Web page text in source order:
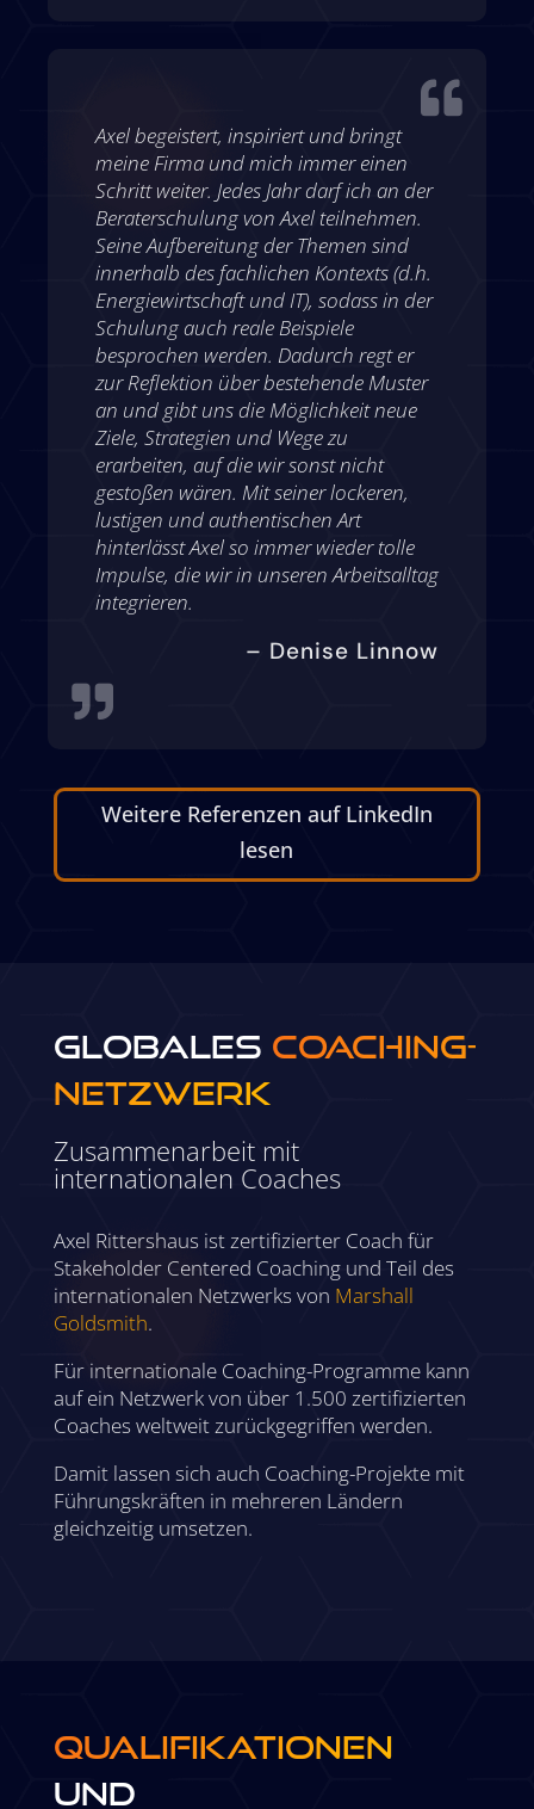

Axel begeistert, inspiriert und bringt
meine Firma und mich immer einen
Schritt weiter. Jedes Jahr darf ich an der
Beraterschulung von Axel teilnehmen.
Seine Aufbereitung der Themen sind
innerhalb des fachlichen Kontexts (d.h.
Energiewirtschaft und IT), sodass in der
Schulung auch reale Beispiele
besprochen werden. Dadurch regt er
zur Reflektion über bestehende Muster
an und gibt uns die Möglichkeit neue
Ziele, Strategien und Wege zu
erarbeiten, auf die wir sonst nicht
gestoßen wären. Mit seiner lockeren,
lustigen und authentischen Art
hinterlässt Axel so immer wieder tolle
Impulse, die wir in unseren Arbeitsalltag
integrieren.
– Denise Linnow

Weitere Referenzen auf LinkedIn
lesen
GLOBALES COACHING-
NETZWERK
Zusammenarbeit mit
internationalen Coaches
Axel Rittershaus ist zertifizierter Coach für
Stakeholder Centered Coaching und Teil des
internationalen Netzwerks von Marshall
Goldsmith.
Für internationale Coaching-Programme kann
auf ein Netzwerk von über 1.500 zertifizierten
Coaches weltweit zurückgegriffen werden.
Damit lassen sich auch Coaching-Projekte mit
Führungskräften in mehreren Ländern
gleichzeitig umsetzen.
QUALIFIKATIONEN
UND